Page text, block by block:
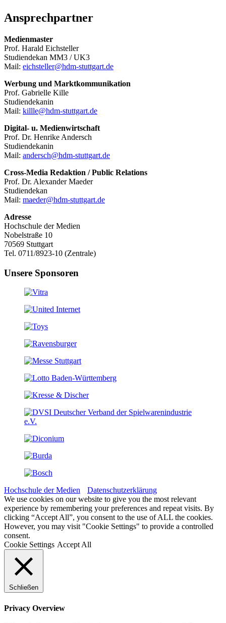
Ansprechpartner
Medienmaster
Prof. Harald Eichsteller
Studiendekan MM3 / UK3
Mail: eichsteller@hdm-stuttgart.de
Werbung und Marktkommunikation
Prof. Gabrielle Kille
Studiendekanin
Mail: killle@hdm-stuttgart.de
Digital- u. Medienwirtschaft
Prof. Dr. Henrike Andersch
Studiendekanin
Mail: andersch@hdm-stuttgart.de
Cross-Media Redaktion / Public Relations
Prof. Dr. Alexander Maeder
Studiendekan
Mail: maeder@hdm-stuttgart.de
Adresse
Hochschule der Medien
Nobelstraße 10
70569 Stuttgart
Tel. 0711/8923-10 (Zentrale)
Unsere Sponsoren
Hochschule der Medien
Datenschutzerklärung
We use cookies on our website to give you the most relevant
experience by remembering your preferences and repeat visits. By
clicking “Accept All”, you consent to the use of ALL the cookies.
However, you may visit "Cookie Settings" to provide a controlled
consent.
Cookie Settings Accept All
Schließen
Privacy Overview